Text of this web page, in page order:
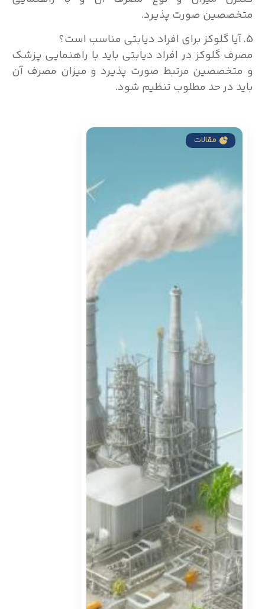
متخصصین صورت پذیرد.
5. آیا گلوکز برای افراد دیابتی مناسب است؟
مصرف گلوکز در افراد دیابتی باید با راهنمایی پزشک
و متخصصین مرتبط صورت پذیرد و میزان مصرف آن
باید در حد مطلوب تنظیم شود.
مقالات